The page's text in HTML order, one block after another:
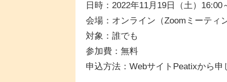
日時：2022年11月19日（土）16:00
会場：オンライン（Zoomミーティ
対象：誰でも
参加費：無料
申込方法：WebサイトPeatixから申